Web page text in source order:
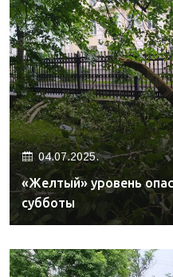
04.07.2025.
«Желтый» уровень
субботы